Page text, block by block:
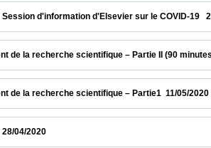
Session d'information d'Elsevier sur le
de la recherche scientifique – Partie II
de la recherche scientifique –
28/04/2020